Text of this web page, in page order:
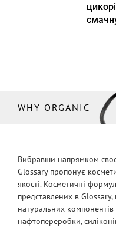
WHY ORGANIC
Вибравши напрямком
Glossary пропонує
якості. Косметичні
представлених в
натуральних компонентів
нафтопереробки,